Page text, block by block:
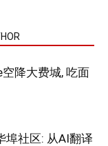
降大费城, 吃面
埠社区: 从AI翻译